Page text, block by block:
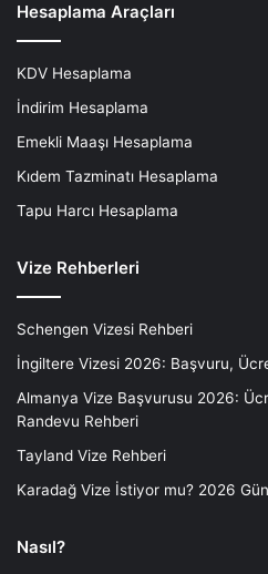
Hesaplama Araçları
KDV Hesaplama
İndirim Hesaplama
Emekli Maaşı Hesaplama
Kıdem Tazminatı Hesaplama
Tapu Harcı Hesaplama
Vize Rehberleri
Schengen Vizesi Rehberi
İngiltere Vizesi 2026: Başvuru,
Almanya Vize Başvurusu 2026:
Randevu Rehberi
Tayland Vize Rehberi
Karadağ Vize İstiyor mu? 2026
Nasıl?